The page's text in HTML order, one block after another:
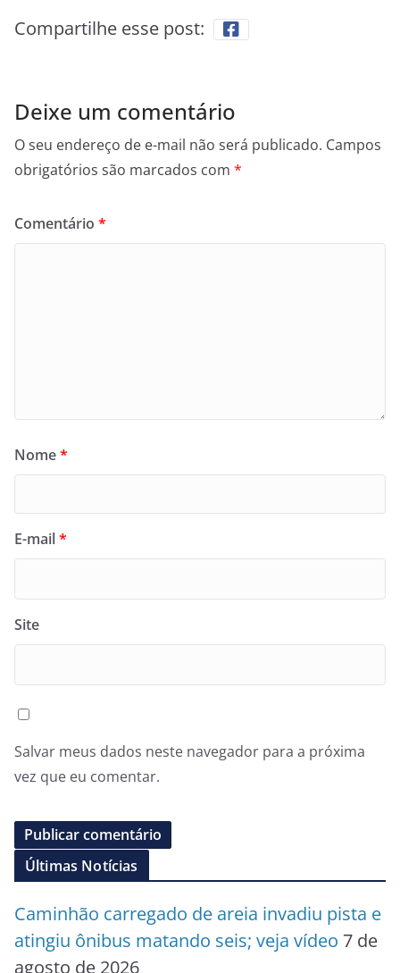
Compartilhe esse post:
Deixe um comentário
O seu endereço de e-mail não será publicado. Campos
obrigatórios são marcados com *
Comentário *
Nome*
E-mail*
Site
Salvar meus dados neste navegador para a próxima
vez que eu comentar.
Últimas Notícias
Caminhão carregado de areia invadiu pista e
atingiu ônibus matando seis; veja vídeo 7 de
agosto de 2026